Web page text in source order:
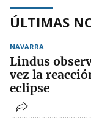
ÚLTIMAS
NAVARRA
Lindus
vez la
eclipse